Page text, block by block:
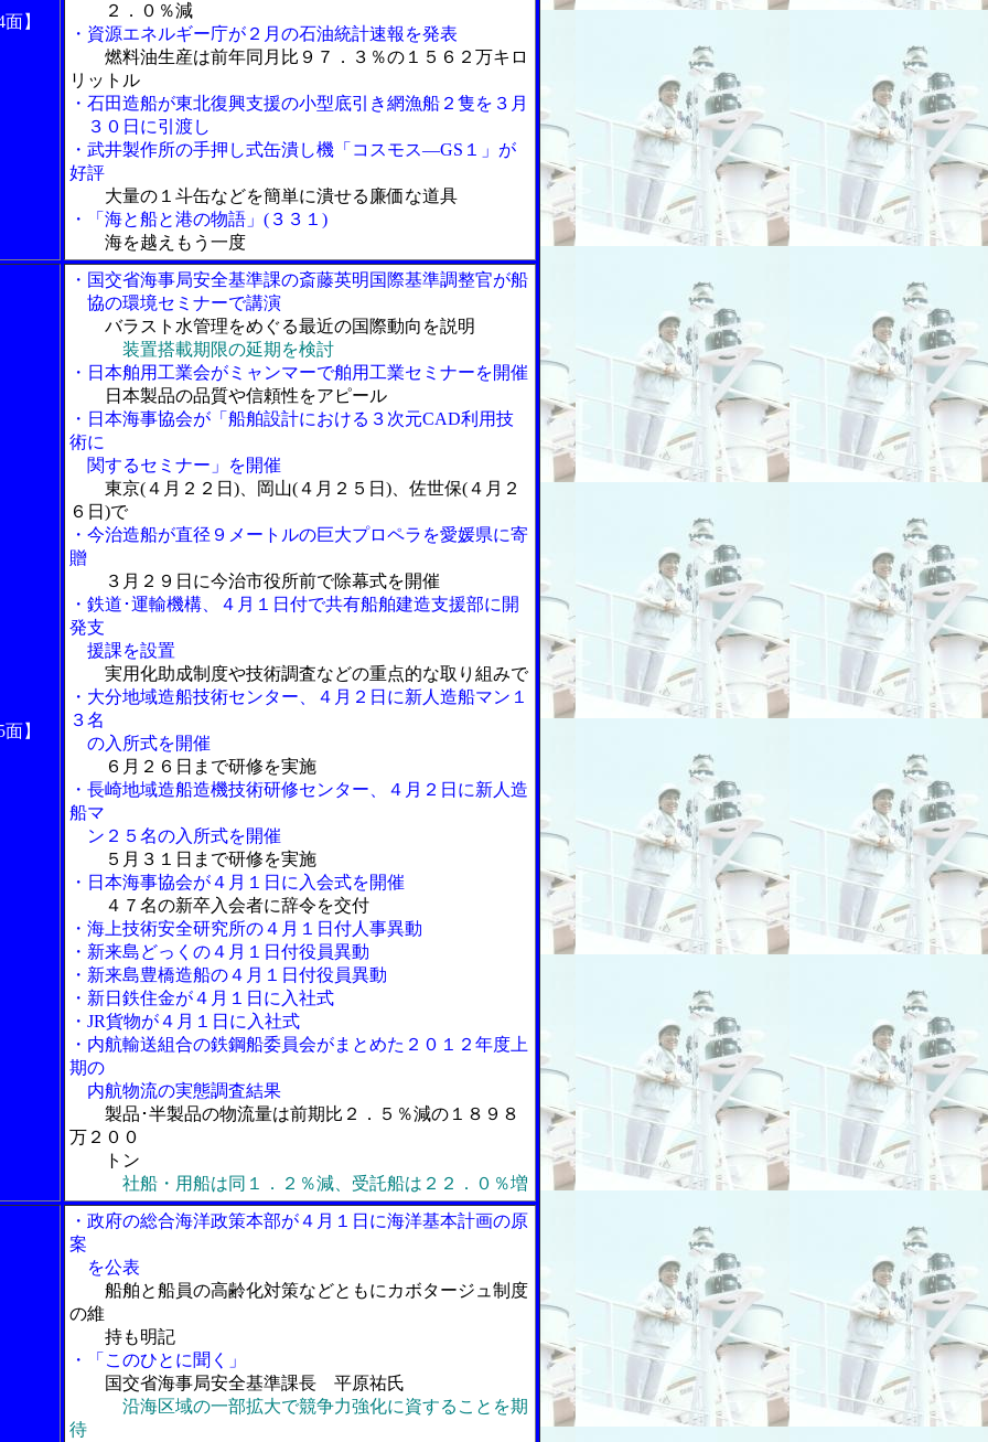
】
２．０％減
・資源エネルギー庁が２月の石油統計速報を発表
燃料油生産は前年同月比９７．３％の１５６２万キロ
リットル
・石田造船が東北復興支援の小型底引き網漁船２隻を３月
３０日に引渡し
・武井製作所の手押し式缶潰し機「コスモス―GS１」が
好評
大量の１斗缶などを簡単に潰せる廉価な道具
・「海と船と港の物語」(３３１)
海を越えもう一度
】
・国交省海事局安全基準課の斎藤英明国際基準調整官が船
協の環境セミナーで講演
バラスト水管理をめぐる最近の国際動向を説明
装置搭載期限の延期を検討
・日本舶用工業会がミャンマーで舶用工業セミナーを開催
日本製品の品質や信頼性をアピール
・日本海事協会が「船舶設計における３次元CAD利用技
術に
関するセミナー」を開催
東京(４月２２日)、岡山(４月２５日)、佐世保(４月２
６日)で
・今治造船が直径９メートルの巨大プロペラを愛媛県に寄
贈
３月２９日に今治市役所前で除幕式を開催
・鉄道･運輸機構、４月１日付で共有船舶建造支援部に開
発支
援課を設置
実用化助成制度や技術調査などの重点的な取り組みで
・大分地域造船技術センター、４月２日に新人造船マン１
３名
の入所式を開催
６月２６日まで研修を実施
・長崎地域造船造機技術研修センター、４月２日に新人造
船マ
ン２５名の入所式を開催
５月３１日まで研修を実施
・日本海事協会が４月１日に入会式を開催
４７名の新卒入会者に辞令を交付
・海上技術安全研究所の４月１日付人事異動
・新来島どっくの４月１日付役員異動
・新来島豊橋造船の４月１日付役員異動
・新日鉄住金が４月１日に入社式
・JR貨物が４月１日に入社式
・内航輸送組合の鉄鋼船委員会がまとめた２０１２年度上
期の
内航物流の実態調査結果
製品･半製品の物流量は前期比２．５％減の１８９８
万２００
トン
社船・用船は同１．２％減、受託船は２２．０％増
・政府の総合海洋政策本部が４月１日に海洋基本計画の原
案
を公表
船舶と船員の高齢化対策などともにカボタージュ制度
の維
持も明記
・「このひとに聞く」
国交省海事局安全基準課長 平原祐氏
沿海区域の一部拡大で競争力強化に資することを期
待